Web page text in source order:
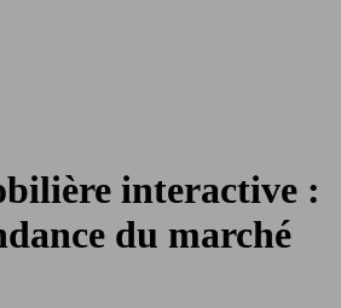
interactive :
du marché